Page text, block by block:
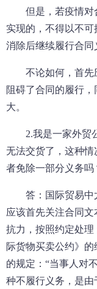
但是，若疫情对
实现的，不得以不
消除后继续履行合同
不论如何，首先
阻碍了合同的履行
大。
2.我是一家外贸公
无法交货了，这种
者免除一部分义务吗
答：国际贸易中尤
应该首先关注合同
抗力，按照约定处理
际货物买卖公约》
的规定：“当事人对
种不履行义务，是